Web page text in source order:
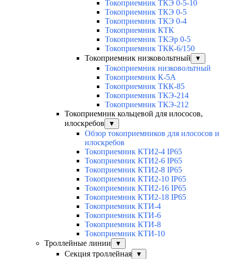
Токоприемник ТКЭ 0-5-10
Токоприемник ТКЭ 0-5
Токоприемник ТКЭ 0-4
Токоприемник КТК
Токоприемник ТКЭр 0-5
Токоприемник ТКК-6/150
Токоприемник низковольтный
▼
Токоприемник низковольтный
Токоприемник К-5А
Токоприемник ТКК-85
Токоприемник ТКЭ-214
Токоприемник ТКЭ-212
Токоприемник кольцевой для илососов,
илоскребов
▼
Обзор токоприемников для илососов и
илоскребов
Токоприемник КТИ2-4 IP65
Токоприемник КТИ2-6 IP65
Токоприемник КТИ2-8 IP65
Токоприемник КТИ2-10 IP65
Токоприемник КТИ2-16 IP65
Токоприемник КТИ2-18 IP65
Токоприемник КТИ-4
Токоприемник КТИ-6
Токоприемник КТИ-8
Токоприемник КТИ-10
Троллейные линии
▼
Секция троллейная ▼